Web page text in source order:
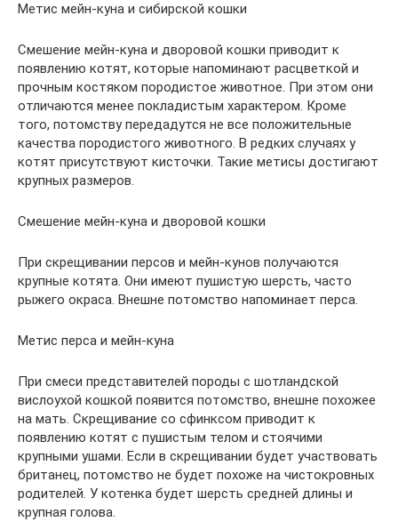
Метис мейн-куна и сибирской кошки
Смешение мейн-куна и дворовой кошки приводит к
появлению котят, которые напоминают расцветкой и
прочным костяком породистое животное. При этом они
отличаются менее покладистым характером. Кроме
того, потомству передадутся не все положительные
качества породистого животного. В редких случаях у
котят присутствуют кисточки. Такие метисы достигают
крупных размеров.
Смешение мейн-куна и дворовой кошки
При скрещивании персов и мейн-кунов получаются
крупные котята. Они имеют пушистую шерсть, часто
рыжего окраса. Внешне потомство напоминает перса.
Метис перса и мейн-куна
При смеси представителей породы с шотландской
вислоухой кошкой появится потомство, внешне похожее
на мать. Скрещивание со сфинксом приводит к
появлению котят с пушистым телом и стоячими
крупными ушами. Если в скрещивании будет участвовать
британец, потомство не будет похоже на чистокровных
родителей. У котенка будет шерсть средней длины и
крупная голова.